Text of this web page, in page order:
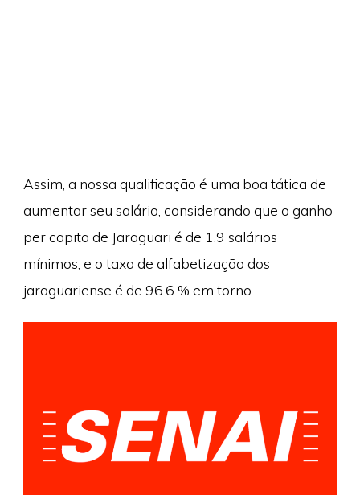
Assim, a nossa qualificação é uma boa tática de
aumentar seu salário, considerando que o ganho
per capita de Jaraguari é de 1.9 salários
mínimos, e o taxa de alfabetização dos
jaraguariense é de 96.6 % em torno.